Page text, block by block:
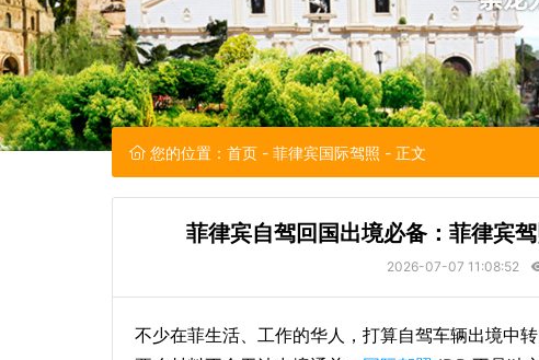
您的位置： 首页 - 菲律宾国际驾照 - 正文
菲律宾自驾回国出境必备：菲律宾
2026-07-07 11:08:52
不少在菲生活、工作的华人，打算自驾车辆出境中